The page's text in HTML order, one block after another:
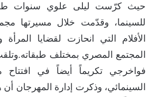
حيث كرّست ليلى علوي سنوات
للسينما، وقدّمت خلال مسيرتها
الأفلام التي انحازت لقضايا
المجتمع المصري بمختلف
فواخرجي تكريماً أيضاً في افتتاح
السينمائي، وذكرت إدارة المهرجان أن